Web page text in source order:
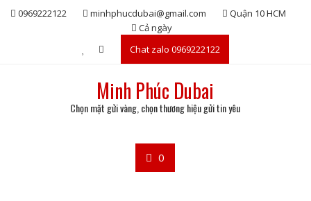
Skip0969222122 minhphucdubai@gmail.com
Quận 10 HCM
Cả ngày
Chat zalo 0969222122
Minh Phúc Dubai
Chọn mặt gửi vàng, chọn thương hiệu gửi tin yêu
0